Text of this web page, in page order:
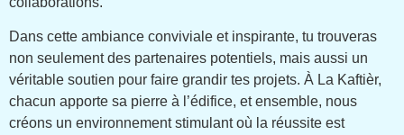
Dans cette ambiance conviviale et inspirante, tu trouveras
non seulement des partenaires potentiels, mais aussi un
véritable soutien pour faire grandir tes projets. À La Kaftièr,
chacun apporte sa pierre à l’édifice, et ensemble, nous
créons un environnement stimulant où la réussite est